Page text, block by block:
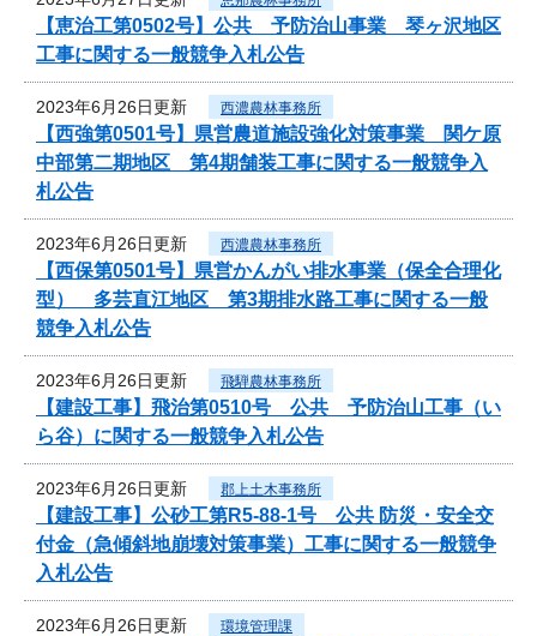
【恵治工第0502号】公共 予防治山事業 琴ヶ沢地区
工事に関する一般競争入札公告
2023年6月26日更新 西濃農林事務所
【西強第0501号】県営農道施設強化対策事業 関ケ原
中部第二期地区 第4期舗装工事に関する一般競争入
札公告
2023年6月26日更新 西濃農林事務所
【西保第0501号】県営かんがい排水事業（保全合理化
型） 多芸直江地区 第3期排水路工事に関する一般
競争入札公告
2023年6月26日更新 飛騨農林事務所
【建設工事】飛治第0510号 公共 予防治山工事（い
ら谷）に関する一般競争入札公告
2023年6月26日更新 郡上土木事務所
【建設工事】公砂工第R5-88-1号 公共 防災・安全交
付金（急傾斜地崩壊対策事業）工事に関する一般競争
入札公告
2023年6月26日更新 環境管理課